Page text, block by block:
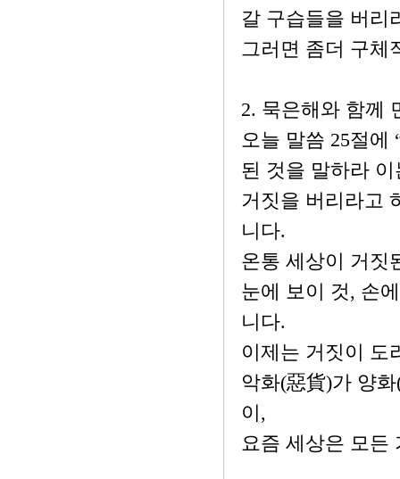
갈 구습들을 버리
그러면 좀더 구체
2. 묵은해와 함께
오늘 말씀 25절에
된 것을 말하라
거짓을 버리라고
니다.
온통 세상이 거짓
눈에 보이 것, 손
니다.
이제는 거짓이 도
악화(惡貨)가 양
이,
요즘 세상은 모든